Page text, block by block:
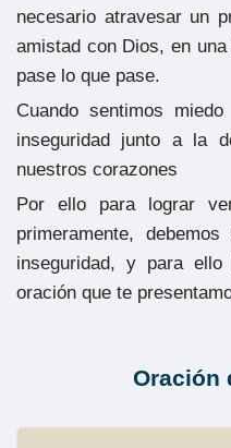
necesario atravesar un
amistad con Dios, en
pase lo que pase.
Cuando sentimos
inseguridad junto a la
nuestros corazones
Por ello para lograr
primeramente,
inseguridad, y para
oración que te
Oración